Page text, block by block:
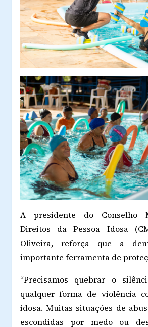
A presidente do Conselho
Direitos da Pessoa Idosa
Oliveira, reforça que a
importante ferramenta de
“Precisamos quebrar o
qualquer forma de violência
idosa. Muitas situações de
escondidas por medo ou